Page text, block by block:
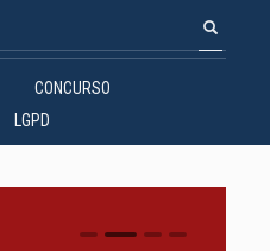
CONCURSO
LGPD
0 1 2